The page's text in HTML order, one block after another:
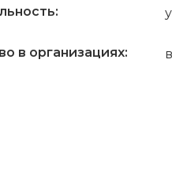
в организациях: